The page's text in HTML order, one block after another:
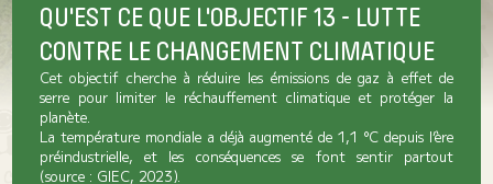
QU'EST CE QUE L'OBJECTIF 13 - LUTTE
CONTRE LE CHANGEMENT CLIMATIQUE
Cet objectif cherche à réduire les émissions de gaz à effet de
serre pour limiter le réchauffement climatique et protéger la
planète.
La température mondiale a déjà augmenté de 1,1 °C depuis l’ère
préindustrielle, et les conséquences se font sentir partout
(source : GIEC, 2023).